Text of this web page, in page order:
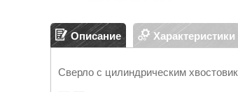
Описание Характеристики
Сверло с цилиндрическим